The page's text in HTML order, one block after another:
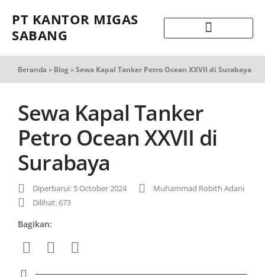
PT KANTOR MIGAS
SABANG
Beranda » Blog»Sewa Kapal Tanker Petro Ocean XXVII di Surabaya
Sewa Kapal Tanker
Petro Ocean XXVII di
Surabaya
Diperbarui: 5 October 2024
Muhammad Robith Adani
Dilihat: 673
Bagikan: